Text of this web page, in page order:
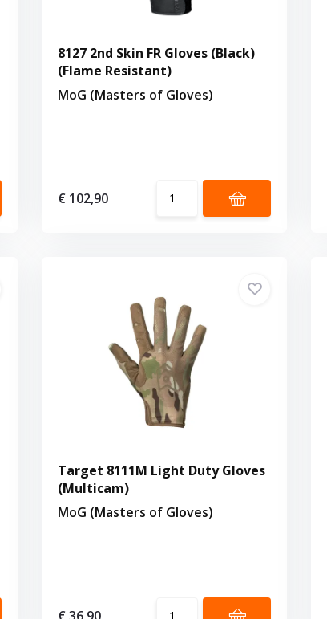
8127 2nd Skin FR Gloves (Black)
(Flame Resistant)
MoG (Masters of Gloves)
€ 102,90
Target 8111M Light Duty Gloves
(Multicam)
MoG (Masters of Gloves)